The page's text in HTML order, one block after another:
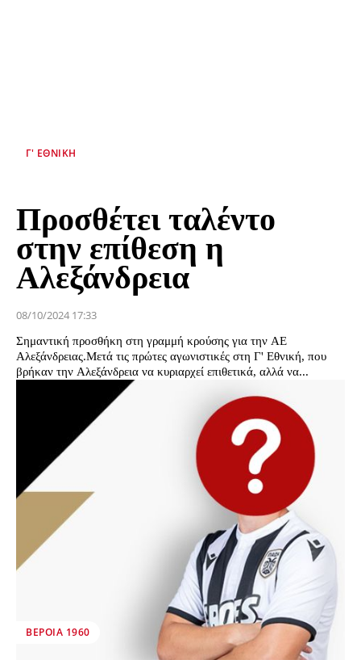
Γ' ΕΘΝΙΚΉ
Προσθέτει ταλέντο
στην επίθεση η
Αλεξάνδρεια
08/10/2024 17:33
Σημαντική προσθήκη στη γραμμή κρούσης για την ΑΕ
Αλεξάνδρειας.Μετά τις πρώτες αγωνιστικές στη Γ' Εθνική, που
βρήκαν την Αλεξάνδρεια να κυριαρχεί επιθετικά, αλλά να...
ΒΕΡΟΙΑ 1960